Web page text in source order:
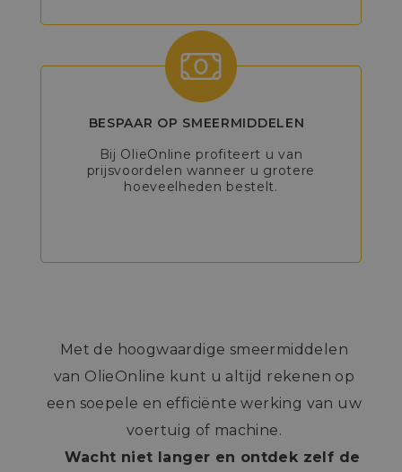
BESPAAR OP SMEERMIDDELEN
Bij OlieOnline profiteert u van
prijsvoordelen wanneer u grotere
hoeveelheden bestelt.
Met de hoogwaardige smeermiddelen
van OlieOnline kunt u altijd rekenen op
een soepele en efficiënte werking van uw
voertuig of machine.
Wacht niet langer en ontdek zelf de